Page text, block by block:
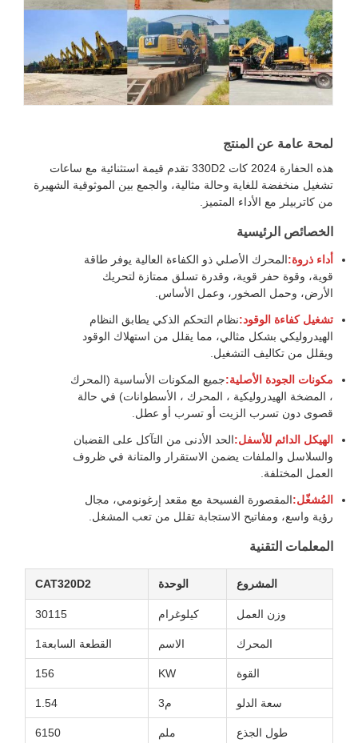
لمحة عامة عن المنتج
هذه الحفارة 2024 كات 330D2 تقدم قيمة استثنائية مع ساعات
تشغيل منخفضة للغاية وحالة مثالية، والجمع بين الموثوقية الشهيرة
من كاتربيلر مع الأداء المتميز.
الخصائص الرئيسية
أداء ذروة:المحرك الأصلي ذو الكفاءة العالية يوفر طاقة
قوية، وقوة حفر قوية، وقدرة تسلق ممتازة لتحريك
الأرض، وحمل الصخور، وعمل الأساس.
تشغيل كفاءة الوقود:نظام التحكم الذكي يطابق النظام
الهيدروليكي بشكل مثالي، مما يقلل من استهلاك الوقود
ويقلل من تكاليف التشغيل.
مكونات الجودة الأصلية:جميع المكونات الأساسية (المحرك
، المضخة الهيدروليكية ، المحرك ، الأسطوانات) في حالة
قصوى دون تسرب الزيت أو تسرب أو عطل.
الهيكل الدائم للأسفل:الحد الأدنى من التآكل على القضبان
والسلاسل والملفات يضمن الاستقرار والمتانة في ظروف
العمل المختلفة.
المُشغّل:المقصورة الفسيحة مع مقعد إرغونومي، مجال
رؤية واسع، ومفاتيح الاستجابة تقلل من تعب المشغل.
المعلمات التقنية
المشروع الوحدة CAT320D2
وزن العمل كيلوغرام 30115
المحرك الاسم القطعة السابعة1
القوة KW
156
سعة الدلو م3 1.54
طول الجذع ملم 6150